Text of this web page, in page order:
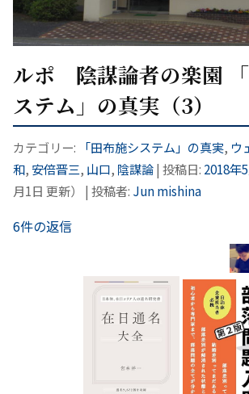
ルポ 陰謀論者の楽園
ステム」の真実（3）
カテゴリー: 「田布施システム」の真実, ウ
和, 安倍晋三, 山口, 陰謀論| 投稿日: 2018年
月1日 更新） | 投稿者: Jun mishina
6件の返信